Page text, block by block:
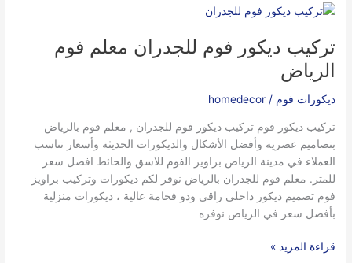
تركيب ديكور فوم للجدران معلم فوم
الرياض
ديكورات فوم /
homedecor
تركيب ديكور فوم تركيب ديكور فوم للجدران , معلم فوم بالرياض
بتصاميم عصرية وأفضل الأشكال والديكورات الحديثة وأسعار تناسب
العملاء في مدينة الرياض براويز الفوم للاسق والحائط افضل سعر
للمتر. معلم فوم للجدران بالرياض نوفر لكم ديكورات وتركيب براويز
فوم تصميم ديكور داخلي راقي وذو فخامة عالية ، ديكورات منزلية
بأفضل سعر في الرياض نوفره
تركيب
فوم
للجدران
معلم
فوم
قراءة المزيد »